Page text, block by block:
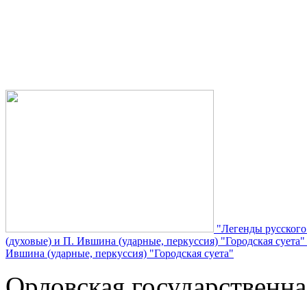
"Легенды
(духовые) и П. Ившина (ударные, перкуссия) "Городская суета"
Ившина (ударные, перкуссия) "Городская суета"